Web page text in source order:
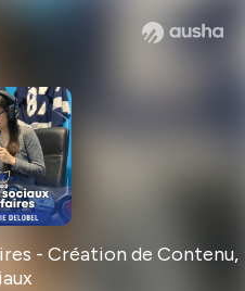
- Création de Contenu,